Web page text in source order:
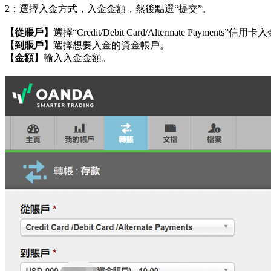
2：選擇入金方式，入金金額，然後點選“提交”。
【從賬戶】 選擇“Credit/Debit Card/Altermate Payments”信用卡入
【到賬戶】 選擇想要入金的資金帳戶。
【金額】 輸入入金金額。